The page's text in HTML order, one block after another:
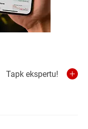
Tapk ekspertu!